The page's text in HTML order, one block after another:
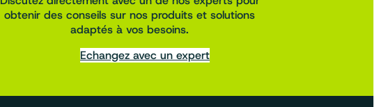
obtenir des conseils sur nos produits et solutions
adaptés à vos besoins.
Echangez avec un expert